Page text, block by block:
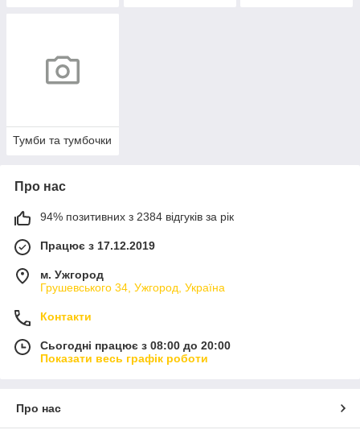
Тумби та тумбочки
Про нас
94% позитивних з 2384 відгуків за рік
Працює з 17.12.2019
м. Ужгород
Грушевського 34, Ужгород, Україна
Контакти
Сьогодні працює з 08:00 до 20:00
Показати весь графік роботи
Про нас